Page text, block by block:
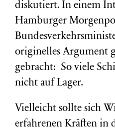
diskutiert. In einem
Hamburger
originelles Argument
gebracht: So viele
nicht auf Lager.
Vielleicht sollte sich
erfahrenen Kräften in